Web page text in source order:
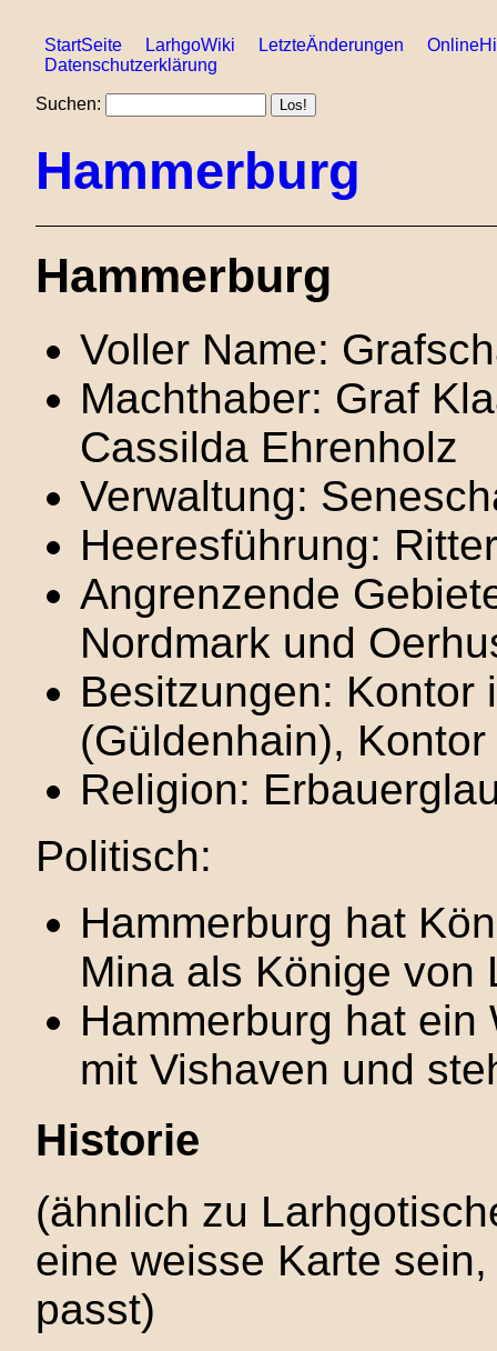
StartSeite LarhgoWiki LetzteÄnderungen
Datenschutzerklärung
Suchen:
Hammerburg
Hammerburg
Voller Name:
Machthaber: Graf
Cassilda Ehrenholz
Verwaltung:
Heeresführung:
Angrenzende
Nordmark und
Besitzungen: Kontor
(Güldenhain),
Religion:
Politisch:
Hammerburg hat
Mina als Könige von
Hammerburg hat
mit Vishaven und
Historie
(ähnlich zu
eine weisse Karte
passt)